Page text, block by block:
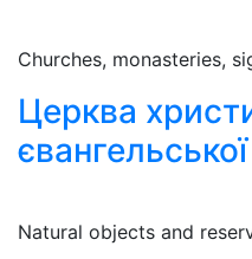
Churches, monasteries,
Церква
Natural objects and